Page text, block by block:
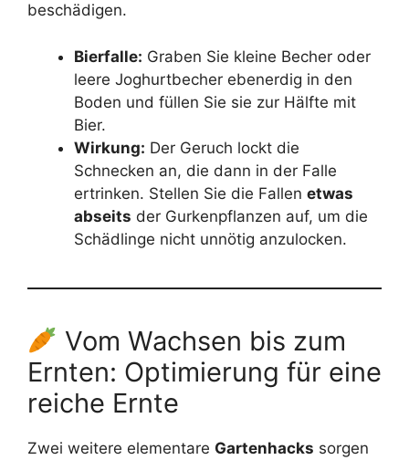
beschädigen.
Bierfalle: Graben Sie kleine Becher oder
leere Joghurtbecher ebenerdig in den
Boden und füllen Sie sie zur Hälfte mit
Bier.
Wirkung: Der Geruch lockt die
Schnecken an, die dann in der Falle
ertrinken. Stellen Sie die Fallen etwas
abseits der Gurkenpflanzen auf, um die
Schädlinge nicht unnötig anzulocken.
Vom Wachsen bis zum
Ernten: Optimierung für eine
reiche Ernte
Zwei weitere elementare Gartenhacks sorgen